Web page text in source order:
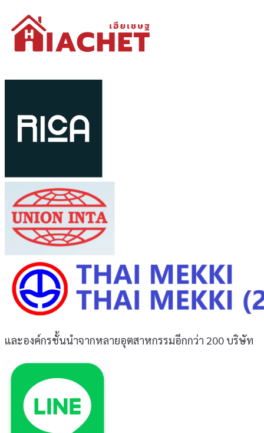
และองค์กรชั้นนำจากหลายอุตสาหกรรมอีกกว่า 200 บริษัท